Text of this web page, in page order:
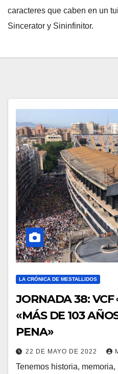
caracteres que caben en un
Sincerator y Sininfinitor.
LA CRÓNICA DE MESTALLIDOS
JORNADA 38: VCF ∞ MERITON 0
«MÁS DE 103
PENA»
22 DE MAYO DE 2022
Tenemos historia,